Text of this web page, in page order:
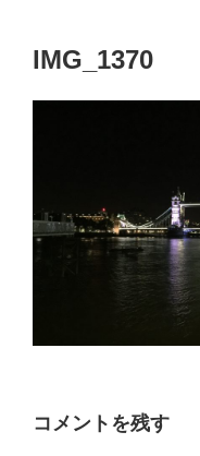
IMG_1370
コメントを残す